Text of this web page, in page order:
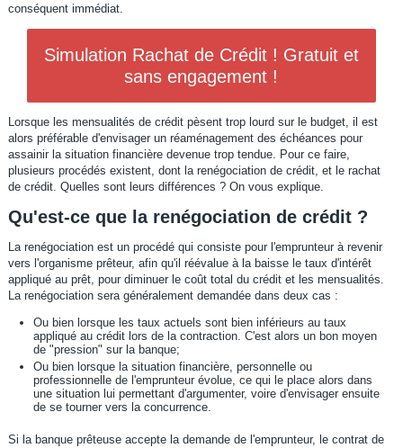
conséquent immédiat.
Simulation Rachat de Crédit ! Gratuit et
sans engagement !
Lorsque les mensualités de crédit pèsent trop lourd sur le budget, il est
alors préférable d'envisager un réaménagement des échéances pour
assainir la situation financière devenue trop tendue. Pour ce faire,
plusieurs procédés existent, dont la renégociation de crédit, et le rachat
de crédit. Quelles sont leurs différences ? On vous explique.
Qu'est-ce que la renégociation de crédit ?
La renégociation est un procédé qui consiste pour l'emprunteur à revenir
vers l'organisme prêteur, afin qu'il réévalue à la baisse le taux d'intérêt
appliqué au prêt, pour diminuer le coût total du crédit et les mensualités.
La renégociation sera généralement demandée dans deux cas :
Ou bien lorsque les taux actuels sont bien inférieurs au taux
appliqué au crédit lors de la contraction. C'est alors un bon moyen
de "pression" sur la banque;
Ou bien lorsque la situation financière, personnelle ou
professionnelle de l'emprunteur évolue, ce qui le place alors dans
une situation lui permettant d'argumenter, voire d'envisager ensuite
de se tourner vers la concurrence.
Si la banque prêteuse accepte la demande de l'emprunteur, le contrat de